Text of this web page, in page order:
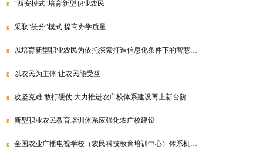
“西安模式”培育新型职业农民
采取“统分”模式 提高办学质量
以培育新型职业农民为依托探索打造信息化条件下的智慧…
以农民为主体 让农民能受益
攻坚克难 敢打硬仗 大力推进农广校体系建设再上新台阶
新型职业农民教育培训体系应强化农广校建设
全国农业广播电视学校（农民科技教育培训中心）体系机…